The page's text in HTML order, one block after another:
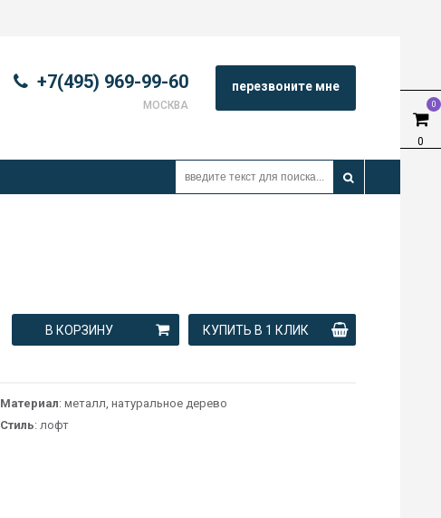
0
0
+7(495) 969-99-60
МОСКВА
перезвоните мне
В КОРЗИНУ КУПИТЬ В 1 КЛИК
Материал: металл, натуральное дерево
Стиль: лофт